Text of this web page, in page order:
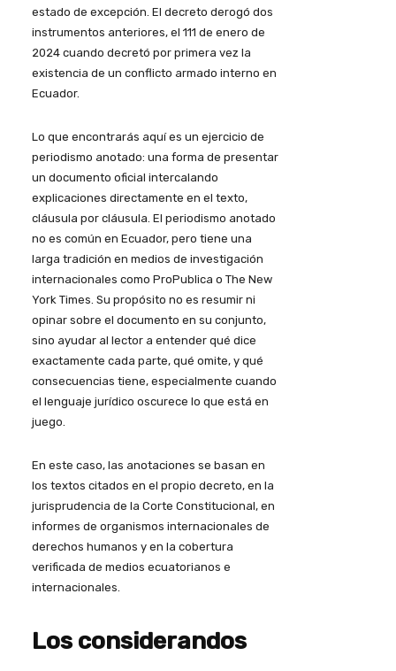
estado de excepción. El decreto derogó dos
instrumentos anteriores, el 111 de enero de
2024 cuando decretó por primera vez la
existencia de un conflicto armado interno en
Ecuador.
Lo que encontrarás aquí es un ejercicio de
periodismo anotado: una forma de presentar
un documento oficial intercalando
explicaciones directamente en el texto,
cláusula por cláusula. El periodismo anotado
no es común en Ecuador, pero tiene una
larga tradición en medios de investigación
internacionales como ProPublica o The New
York Times. Su propósito no es resumir ni
opinar sobre el documento en su conjunto,
sino ayudar al lector a entender qué dice
exactamente cada parte, qué omite, y qué
consecuencias tiene, especialmente cuando
el lenguaje jurídico oscurece lo que está en
juego.
En este caso, las anotaciones se basan en
los textos citados en el propio decreto, en la
jurisprudencia de la Corte Constitucional, en
informes de organismos internacionales de
derechos humanos y en la cobertura
verificada de medios ecuatorianos e
internacionales.
Los considerandos